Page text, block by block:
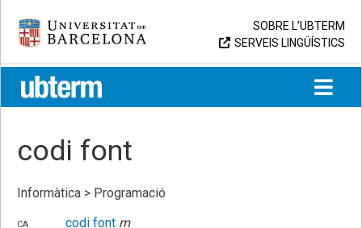
content
Universitat de Barcelona
SOBRE L’UBTERM
SERVEIS LINGÜÍSTICS
UB > UBTERM
codi font
Informàtica > Programació
ca
codi font m